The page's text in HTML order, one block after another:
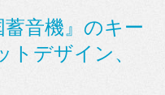
音機』のキー
トデザイン、